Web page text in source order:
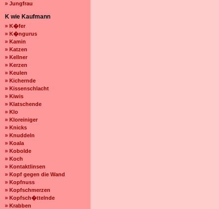
» Jungfrau
K wie Kaufmann
» K�fer
» K�ngurus
» Kamin
» Katzen
» Kellner
» Kerzen
» Keulen
» Kichernde
» Kissenschlacht
» Kiwis
» Klatschende
» Klo
» Kloreiniger
» Knicks
» Knuddeln
» Koala
» Kobolde
» Koch
» Kontaktlinsen
» Kopf gegen die Wand
» Kopfnuss
» Kopfschmerzen
» Kopfsch�ttelnde
» Krabben